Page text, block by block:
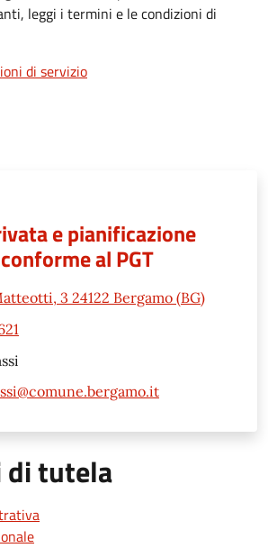
leggi i termini e le condizioni di
di servizio
e pianificazione
al PGT
3 24122 Bergamo (BG)
tutela